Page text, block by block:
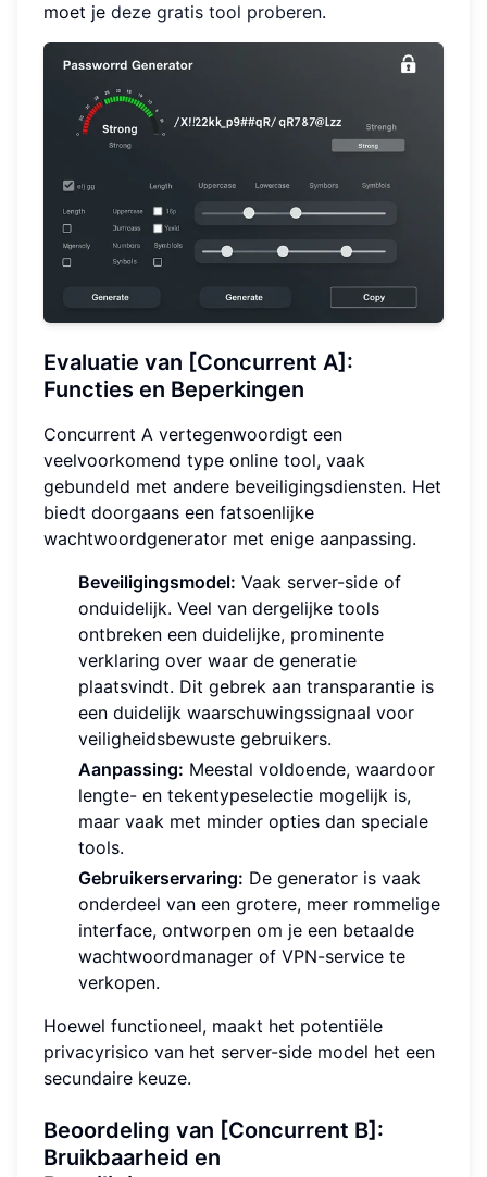
moet je deze gratis tool proberen.
Evaluatie van [Concurrent A]:
Functies en Beperkingen
Concurrent A vertegenwoordigt een
veelvoorkomend type online tool, vaak
gebundeld met andere beveiligingsdiensten. Het
biedt doorgaans een fatsoenlijke
wachtwoordgenerator met enige aanpassing.
Beveiligingsmodel: Vaak server-side of
onduidelijk. Veel van dergelijke tools
ontbreken een duidelijke, prominente
verklaring over waar de generatie
plaatsvindt. Dit gebrek aan transparantie is
een duidelijk waarschuwingssignaal voor
veiligheidsbewuste gebruikers.
Aanpassing: Meestal voldoende, waardoor
lengte- en tekentypeselectie mogelijk is,
maar vaak met minder opties dan speciale
tools.
Gebruikerservaring: De generator is vaak
onderdeel van een grotere, meer rommelige
interface, ontworpen om je een betaalde
wachtwoordmanager of VPN-service te
verkopen.
Hoewel functioneel, maakt het potentiële
privacyrisico van het server-side model het een
secundaire keuze.
Beoordeling van [Concurrent B]:
Bruikbaarheid en